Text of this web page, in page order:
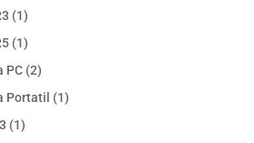
11
producto
11
producto
PC 22
productos
Portatil 11
11